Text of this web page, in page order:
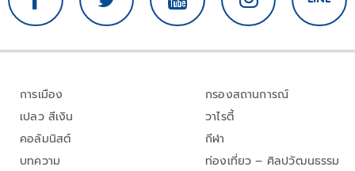
การเมือง
เปลว สีเงิน
คอลัมนิสต์
บทความ
กรองสถานการณ์
วาไรตี้
กีฬา
ท่องเที่ยว – ศิลปวัฒนธรรม